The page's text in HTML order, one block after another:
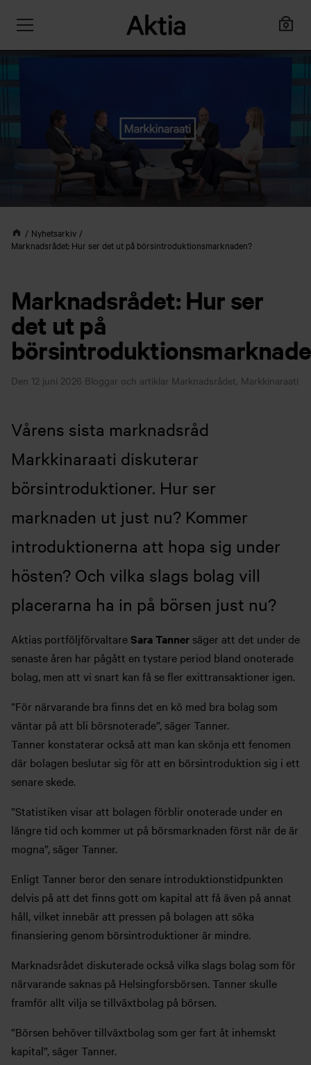
Nyhetsarkiv
Marknadsrådet: Hur ser det ut på börsintroduktionsmarknaden?
Marknadsrådet: Hur ser
det ut på
Den 12 juni 2026 Bloggar och artiklar Marknadsrådet, Markkinaraati
Vårens sista marknadsråd
Markkinaraati diskuterar
börsintroduktioner. Hur ser
marknaden ut just nu? Kommer
introduktionerna att hopa sig under
hösten? Och vilka slags bolag vill
placerarna ha in på börsen just nu?
Aktias portföljförvaltareSara Tanner säger att det under de
senaste åren har pågått en tystare period bland onoterade
bolag, men att vi snart kan få se fler exittransaktioner igen.
”För närvarande bra finns det en kö med bra bolag som
väntar på att bli börsnoterade”, säger Tanner.
Tanner konstaterar också att man kan skönja ett fenomen
där bolagen beslutar sig för att en börsintroduktion sig i ett
senare skede.
”Statistiken visar att bolagen förblir onoterade under en
längre tid och kommer ut på börsmarknaden först när de är
mogna”, säger Tanner.
Enligt Tanner beror den senare introduktionstidpunkten
delvis på att det finns gott om kapital att få även på annat
håll, vilket innebär att pressen på bolagen att söka
finansiering genom börsintroduktioner är mindre.
Marknadsrådet diskuterade också vilka slags bolag som för
närvarande saknas på Helsingforsbörsen. Tanner skulle
framför allt vilja se tillväxtbolag på börsen.
”Börsen behöver tillväxtbolag som ger fart åt inhemskt
kapital”, säger Tanner.